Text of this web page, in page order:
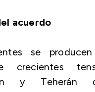
acuerdo
se
crecientes
y Teherán